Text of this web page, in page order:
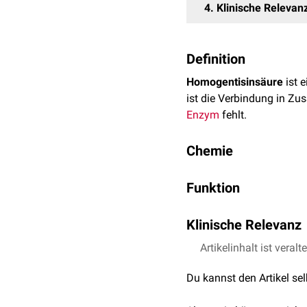
4 Klinische
Definition
Homogentisinsäure ist
ist die Verbindung in
Enzym fehlt.
Chemie
Die Molekulare Masse (
Funktion
Maleylacetessigsäure
Citratzyklusessentiellen
Klinische Relevanz
Im Rahmen der
hierdurch eine dunkle
Artikelinhalt ist
Du kannst den Artikel